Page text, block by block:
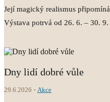
Její magický realismus
Výstava potrvá od 26. 6. – 30. 9.
Dny lidí dobré vůle
29.6.2026 Akce